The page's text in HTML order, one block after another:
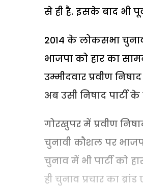
से ही है. इसके बाद भी
2014 के लोकसभा
भाजपा को हार का
उम्मीदवार प्रवीण
अब उसी निषाद पार्टी
गोरखुपर में प्रवीण
चुनावी कौशल पर
चुनाव में भी पार्टी को
ही चुनाव प्रचार का